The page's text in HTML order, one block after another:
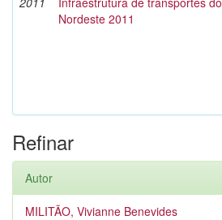
Nordeste 2011
Refinar
Autor
MILITÃO, Vivianne Benevides